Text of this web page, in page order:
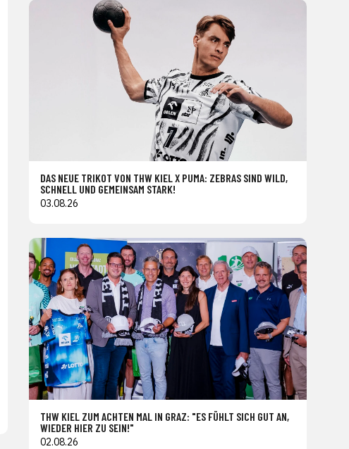
DAS NEUE TRIKOT VON THW KIEL X PUMA: ZEBRAS SIND WILD,
SCHNELL UND GEMEINSAM STARK!
03.08.26
THW KIEL ZUM ACHTEN MAL IN GRAZ: "ES FÜHLT SICH GUT AN,
WIEDER HIER ZU SEIN!"
02.08.26